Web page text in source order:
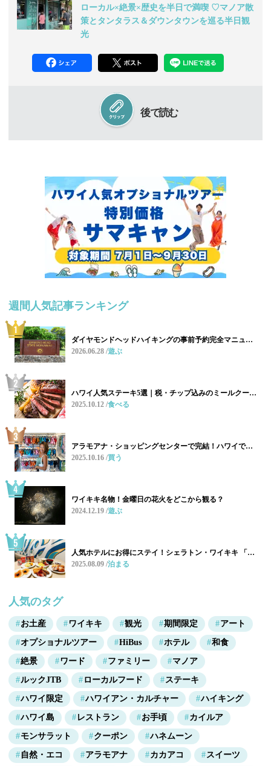
ローカル×絶景×歴史を半日で満喫 ♡マノア散
策とタンタラス＆ダウンタウンを巡る半日観
光
後で読む
週間人気記事ランキング
ダイヤモンドヘッドハイキングの事前予約完全マニュ…
2026.06.28 遊ぶ
ハワイ人気ステーキ5選｜税・チップ込みのミールクー…
2025.10.12 食べる
アラモアナ・ショッピングセンターで完結！ハワイで…
2025.10.16 買う
ワイキキ名物！金曜日の花火をどこから観る？
2024.12.19 遊ぶ
人気ホテルにお得にステイ！シェラトン・ワイキキ 「…
2025.08.09 泊まる
人気のタグ
お土産 ワイキキ 観光 期間限定 アート
オプショナルツアー HiBus ホテル 和食
絶景 ワード ファミリー マノア
ルックJTB ローカルフード ステーキ
ハワイ限定 ハワイアン・カルチャー ハイキング
ハワイ島 レストラン お手頃 カイルア
モンサラット クーポン ハネムーン
自然・エコ アラモアナ カカアコ スイーツ